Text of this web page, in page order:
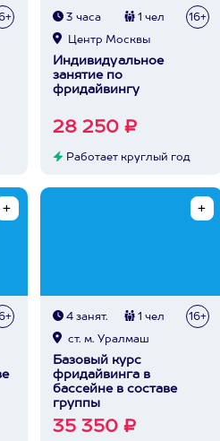
3 часа 1 чел 16+
Центр Москвы
Индивидуальное
занятие по
фридайвингу
28 250 ₽
Работает круглый год
4 занят. 1 чел 16+
ст. м. Уралмаш
Базовый курс
фридайвинга в
бассейне в составе
группы
35 350 ₽